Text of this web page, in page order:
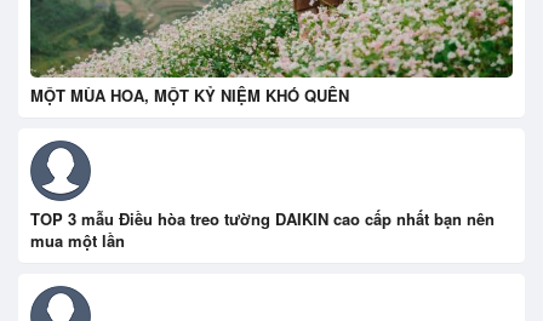
MỘT MÙA HOA, MỘT KỶ NIỆM KHÓ QUÊN
TOP 3 mẫu Điều hòa treo tường DAIKIN cao cấp nhất bạn nên
mua một lần